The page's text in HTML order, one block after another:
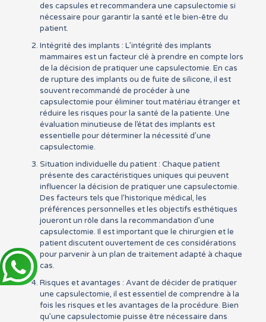
des capsules et recommandera une capsulectomie si
nécessaire pour garantir la santé et le bien-être du
patient.
Intégrité des implants : L’intégrité des implants
mammaires est un facteur clé à prendre en compte lors
de la décision de pratiquer une capsulectomie. En cas
de rupture des implants ou de fuite de silicone, il est
souvent recommandé de procéder à une
capsulectomie pour éliminer tout matériau étranger et
réduire les risques pour la santé de la patiente. Une
évaluation minutieuse de l’état des implants est
essentielle pour déterminer la nécessité d’une
capsulectomie.
Situation individuelle du patient : Chaque patient
présente des caractéristiques uniques qui peuvent
influencer la décision de pratiquer une capsulectomie.
Des facteurs tels que l’historique médical, les
préférences personnelles et les objectifs esthétiques
joueront un rôle dans la recommandation d’une
capsulectomie. Il est important que le chirurgien et le
patient discutent ouvertement de ces considérations
pour parvenir à un plan de traitement adapté à chaque
cas.
Risques et avantages : Avant de décider de pratiquer
une capsulectomie, il est essentiel de comprendre à la
fois les risques et les avantages de la procédure. Bien
qu’une capsulectomie puisse être nécessaire dans